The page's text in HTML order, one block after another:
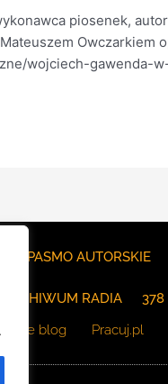
piosenek,
Owczarkiem
wojciech-gawenda-
PASMO AUTORSKIE
ARCHIWUM RADIA
378
The blog
Pracuj.pl